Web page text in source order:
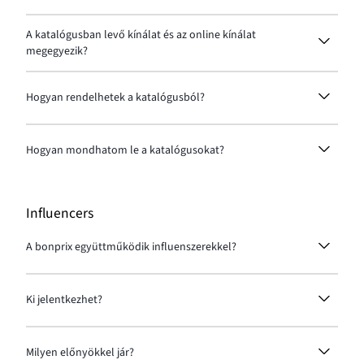
Igyekszünk korlátozni a papírkatalógusok
mennyiségét, ezért nem lehet már rájuk feliratkozni.
Az aktuális katalógusokat online formában elérhető
az oldalunkon:
A katalógusban levő kínálat és az online kínálat
megegyezik?
A webáruház és a katalógus kínálata eltérhet. Ha a
katalógus kínálatából szeretnél rendelni, akkor a
rendelést leadhatja telefonon.
Hogyan rendelhetek a katalógusból?
A rendelést leadhatja a(06-72) 502 000
telefonszámon.
Hogyan mondhatom le a katalógusokat?
posta@bonprix.hu
Influencers
A bonprix együttműködik influenszerekkel?
Igen, van ilyen lehetőség. Részletes információkért
és kapcsolatfelvételért keresd fel ezt az oldalt:
Influencers.
Ki jelentkezhet?
Olyan személyeket várunk, akik online tartalmakat
hoznak létre divat és lifestyle témában.
Elengedhetetlen feltétel, hogy a közösségi médiabeli
Milyen előnyökkel jár?